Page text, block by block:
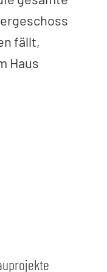
fällt,
Haus